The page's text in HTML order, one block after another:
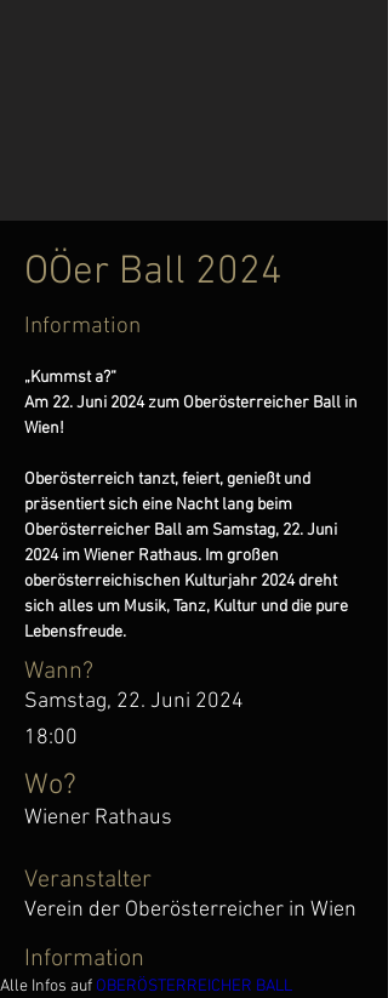
OÖer Ball 2024
Information
„Kummst a?“
Am 22. Juni 2024 zum Oberösterreicher Ball in
Wien!
Oberösterreich tanzt, feiert, genießt und
präsentiert sich eine Nacht lang beim
Oberösterreicher Ball am Samstag, 22. Juni
2024 im Wiener Rathaus. Im großen
oberösterreichischen Kulturjahr 2024 dreht
sich alles um Musik, Tanz, Kultur und die pure
Lebensfreude.
Wann?
Samstag, 22. Juni 2024
18:00
Wo?
Wiener Rathaus
Veranstalter
Verein der Oberösterreicher in Wien
Information
Alle Infos auf OBERÖSTERREICHER BALL